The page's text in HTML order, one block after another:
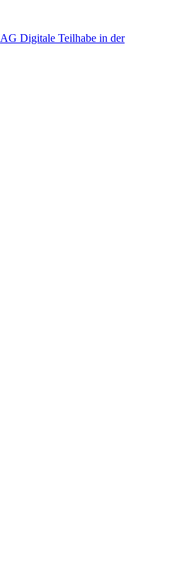
AG Digitale Teilhabe in der